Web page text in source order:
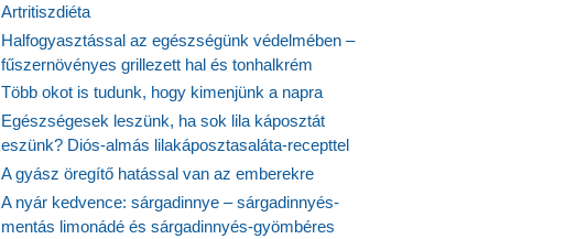
Artritiszdiéta
Halfogyasztással az egészségünk védelmében –
fűszernövényes grillezett hal és tonhalkrém
Több okot is tudunk, hogy kimenjünk a napra
Egészségesek leszünk, ha sok lila káposztát
eszünk? Diós-almás lilakáposztasaláta-recepttel
A gyász öregítő hatással van az emberekre
A nyár kedvence: sárgadinnye – sárgadinnyés-
mentás limonádé és sárgadinnyés-gyömbéres